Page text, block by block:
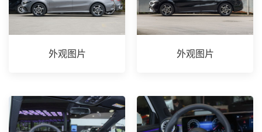
外观图片 外观图片